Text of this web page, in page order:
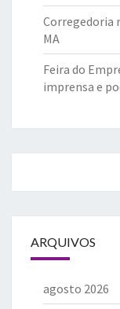
Corregedoria
MA
Feira do
imprensa e
ARQUIVOS
agosto 2026